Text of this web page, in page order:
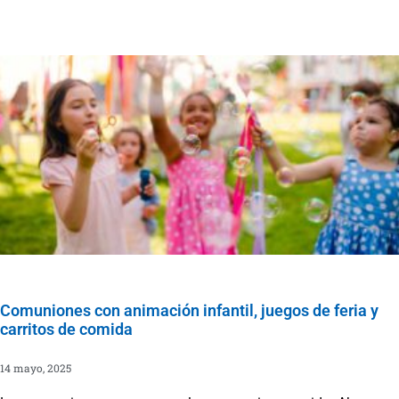
Comuniones con animación infantil, juegos de feria y
carritos de comida
14 mayo, 2025